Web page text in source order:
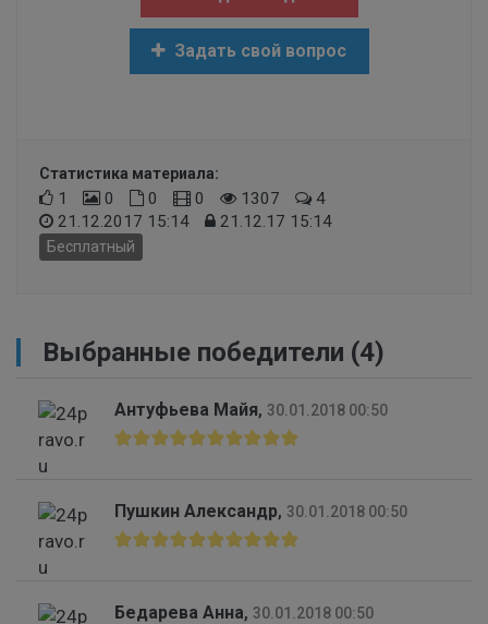
Задать свой вопрос
Статистика материала:
1 0 0 0 1307
4
21.12.2017 15:14
21.12.17 15:14
Бесплатный
Выбранные победители (4)
Антуфьева Майя, 30.01.2018 00:50
Пушкин Александр, 30.01.2018 00:50
Бедарева Анна, 30.01.2018 00:50